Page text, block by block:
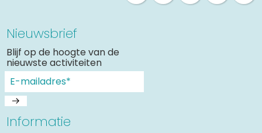
Nieuwsbrief
Blijf op de hoogte van de
nieuwste activiteiten
Informatie